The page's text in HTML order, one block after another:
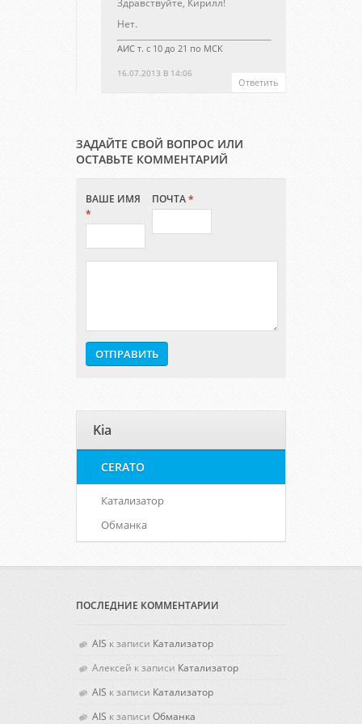
16.07.2013 В 14:06
Здравствуйте, Кирилл!
Нет.
АИС т. с 10 до 21 по МСК
Ответить
ЗАДАЙТЕ СВОЙ ВОПРОС ИЛИ
ОСТАВЬТЕ КОММЕНТАРИЙ
ВАШЕ ИМЯ
*
ПОЧТА*
Kia
CERATO
Катализатор
Обманка
ПОСЛЕДНИЕ КОММЕНТАРИИ
AIS к записи Катализатор
Алексей к записи Катализатор
AIS к записи Катализатор
AIS к записи Обманка